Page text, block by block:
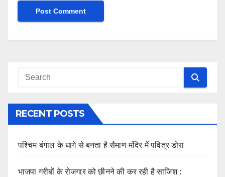
RECENT POSTS
पश्चिम बंगाल के धागे से बनता है सैमाण मंदिर में पवित्र डोरा
भाजपा गरीबों के रोजगार को छीनने की कर रही है साजिश :